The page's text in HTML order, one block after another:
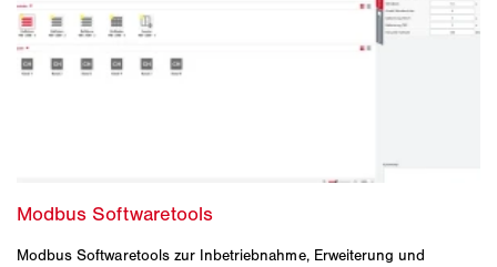
Modbus Softwaretools zur Inbetriebnahme, Erweiterung und